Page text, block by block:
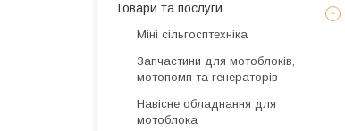
Товари та послуги
Міні сільгосптехніка
Запчастини для мотоблоків,
мотопомп та генераторів
Навісне обладнання для
мотоблока